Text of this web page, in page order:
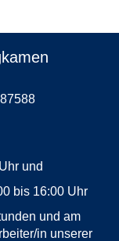
und
bis 16:00 Uhr
und am
in unserer